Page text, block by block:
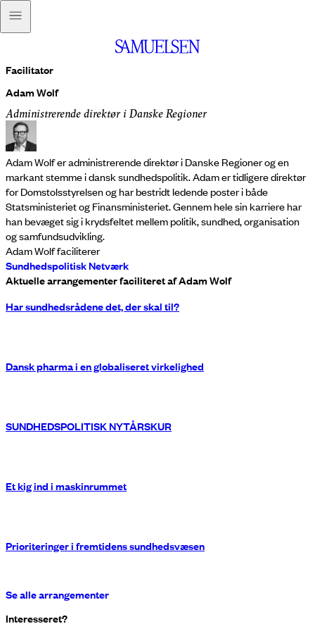
Facilitator
Adam Wolf
Administrerende direktør i Danske Regioner
Adam Wolf er administrerende direktør i Danske Regioner og en
markant stemme i dansk sundhedspolitik. Adam er tidligere direktør
for Domstolsstyrelsen og har bestridt ledende poster i både
Statsministeriet og Finansministeriet. Gennem hele sin karriere har
han bevæget sig i krydsfeltet mellem politik, sundhed, organisation
og samfundsudvikling.
Adam Wolf faciliterer
Sundhedspolitisk Netværk
Aktuelle arrangementer faciliteret af Adam Wolf
Har sundhedsrådene det, der skal til?
Dansk pharma i en globaliseret virkelighed
SUNDHEDSPOLITISK NYTÅRSKUR
Et kig ind i maskinrummet
Prioriteringer i fremtidens sundhedsvæsen
Se alle arrangementer
Interesseret?